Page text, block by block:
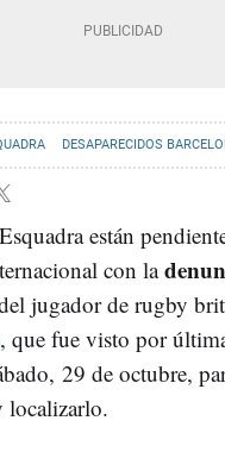
DESAPARECIDOS
están
con la
jugador de rugby
, que fue visto por
29 de octubre,
localizarlo.